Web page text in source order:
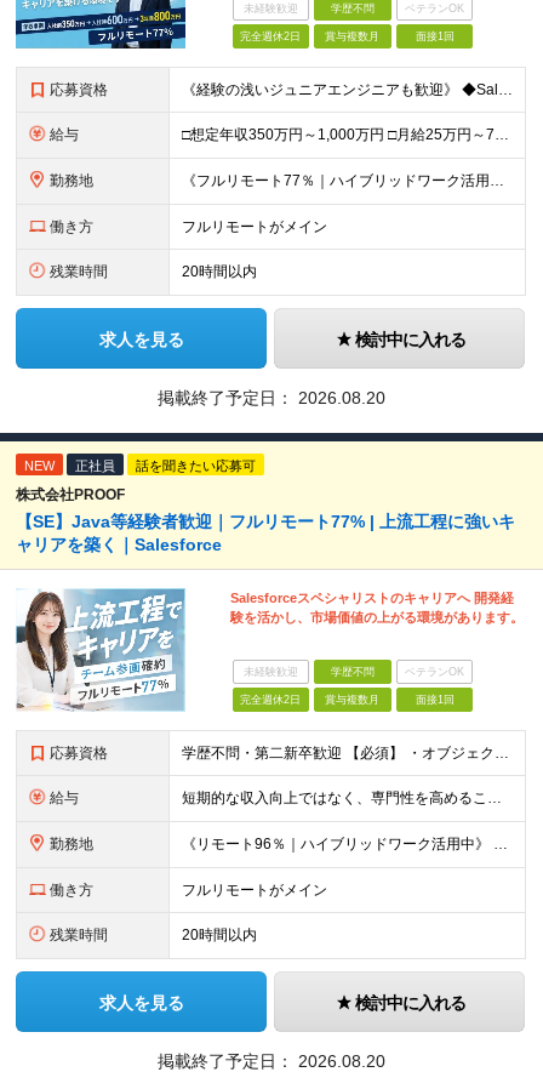
未経験歓迎 学歴不問 ベテランOK
完全週休2日 賞与複数月 面接1回
応募資格 《経験の浅いジュニアエンジニアも歓迎》 ◆Salesforceによる開発の実務経験（実務経験1年以上） ◆学歴不問 ▽歓迎要件 ※必須ではありません ・PM経験のある方、Apex／LWCの開発経験が
給与 □想定年収350万円～1,000万円 □月給25万円～75万円＋単価連動のインセンティブ＋賞与（年2回） ※月給にはみなし残業代（月20時間分／33,186円～）を含みます。超過分は全額支給 ▽試用
勤務地 《フルリモート77％｜ハイブリッドワーク活用中》 東京都23区・大阪府を中心とした各プロジェクト先となります 《本社》高知県高知市本町2-4-30-905 (変更の範囲)上記を除く当社関連勤務地
働き方 フルリモートがメイン
残業時間 20時間以内
求人を見る 検討中に入れる
掲載終了予定日： 2026.08.20
NEW 正社員 話を聞きたい応募可
株式会社PROOF
【SE】Java等経験者歓迎｜フルリモート77% | 上流工程に強いキ
ャリアを築く｜Salesforce
Salesforceスペシャリストのキャリアへ 開発経
験を活かし、市場価値の上がる環境があります。
未経験歓迎 学歴不問 ベテランOK
完全週休2日 賞与複数月 面接1回
応募資格 学歴不問・第二新卒歓迎 【必須】 ・オブジェクト指向言語での開発経験 └ Java / Python / Swift / Kotlin / JavaScript / TypeScript / PH
給与 短期的な収入向上ではなく、専門性を高めることで、 《長期的に収入を伸ばしていくキャリア形成》を重視しています。 【想定年収・月給】 □ 想定年収：350万円〜1,000万円 □ 月給：25万円〜75
勤務地 《リモート96％｜ハイブリッドワーク活用中》 基本はリモートワークのため、全国どこからでも勤務が可能です。 本社は高知県ですが、東京・全国各地のメンバーが活躍しています。 希望の勤務地・働き方はお気軽
働き方 フルリモートがメイン
残業時間 20時間以内
求人を見る 検討中に入れる
掲載終了予定日： 2026.08.20